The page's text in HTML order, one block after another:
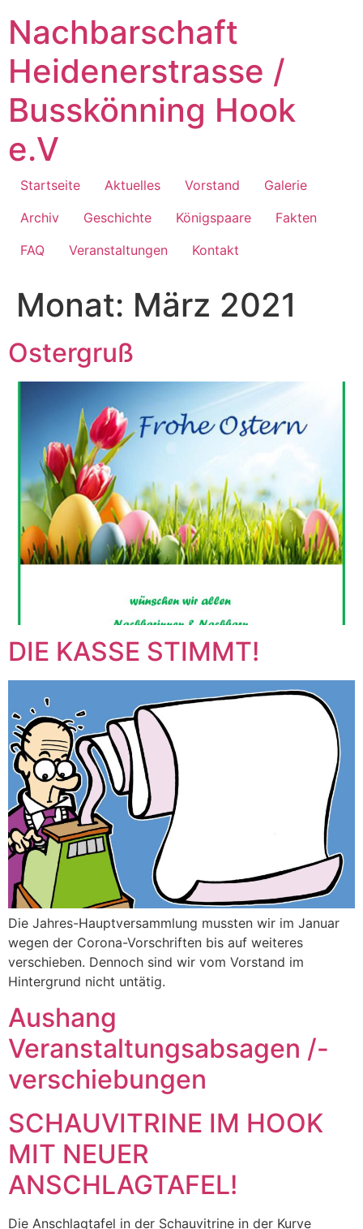
Inhalt
springen
Nachbarschaft
Heidenerstrasse /
Busskönning Hook
e.V
Startseite Aktuelles Vorstand
Galerie
Archiv
Geschichte Königspaare
Fakten
FAQ
Veranstaltungen Kontakt
Monat: März 2021
Ostergruß
DIE KASSE STIMMT!
Die Jahres-Hauptversammlung mussten wir im Januar
wegen der Corona-Vorschriften bis auf weiteres
verschieben. Dennoch sind wir vom Vorstand im
Hintergrund nicht untätig.
Aushang
Veranstaltungsabsagen /-
verschiebungen
SCHAUVITRINE IM HOOK
MIT NEUER
ANSCHLAGTAFEL!
Die Anschlagtafel in der Schauvitrine in der Kurve